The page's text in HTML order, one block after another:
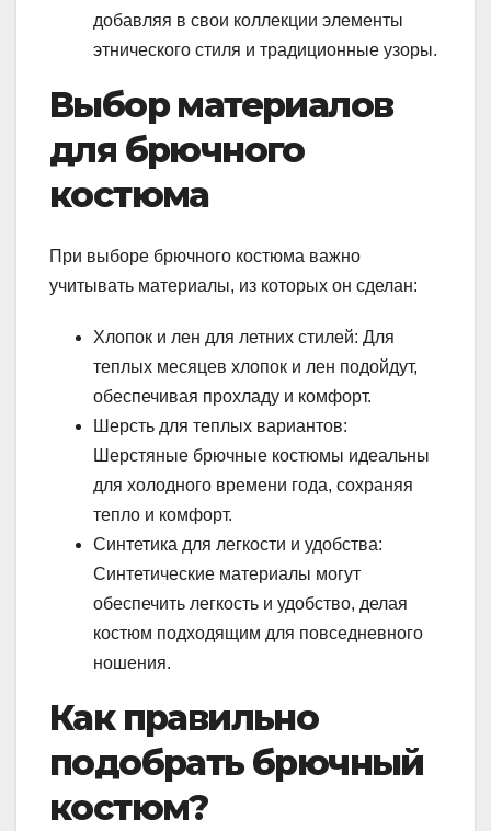
добавляя в свои коллекции элементы
этнического стиля и традиционные узоры.
Выбор материалов
для брючного
костюма
При выборе брючного костюма важно
учитывать материалы, из которых он сделан:
Хлопок и лен для летних стилей: Для
теплых месяцев хлопок и лен подойдут,
обеспечивая прохладу и комфорт.
Шерсть для теплых вариантов:
Шерстяные брючные костюмы идеальны
для холодного времени года, сохраняя
тепло и комфорт.
Синтетика для легкости и удобства:
Синтетические материалы могут
обеспечить легкость и удобство, делая
костюм подходящим для повседневного
ношения.
Как правильно
подобрать брючный
костюм?